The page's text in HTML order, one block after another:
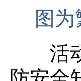
图
活动